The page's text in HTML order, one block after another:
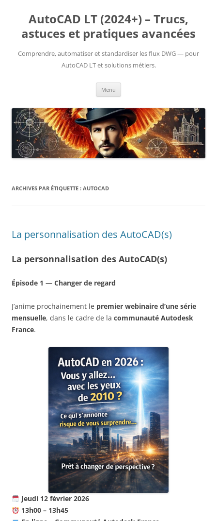
contenuAutoCAD LT (2024+) – Trucs,
astuces et pratiques avancées
Comprendre, automatiser et standardiser les flux DWG — pour
AutoCAD LT et solutions métiers.
Menu
ARCHIVES PAR ÉTIQUETTE : AUTOCAD
La personnalisation des AutoCAD(s)
La personnalisation des AutoCAD(s)
Épisode 1 — Changer de regard
J’anime prochainement le premier webinaire d’une série
mensuelle, dans le cadre de la communauté Autodesk
France.
Jeudi 12 février 2026
13h00 – 13h45